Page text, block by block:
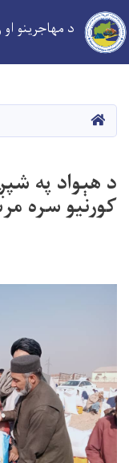
د مهاجرینو
کورپاڼه
د هېواد په
کورنیو سره